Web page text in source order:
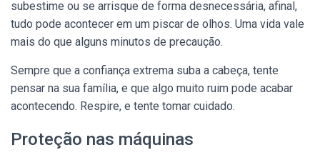
subestime ou se arrisque de forma desnecessária, afinal,
tudo pode acontecer em um piscar de olhos. Uma vida vale
mais do que alguns minutos de precaução.
Sempre que a confiança extrema suba a cabeça, tente
pensar na sua família, e que algo muito ruim pode acabar
acontecendo. Respire, e tente tomar cuidado.
Proteção nas máquinas